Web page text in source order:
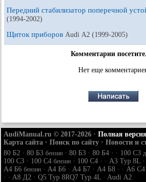
Передний стабилизатор поперечной
(1994-2002)
Щиток приборов Audi А2 (1999-2005)
Комментарии
Нет еще
AudiManual.ru © 2017-2026 · Полная
Карта сайта · Поиск по сайту · Новости и
80 Б2 · 80 Б3 бензин · 80 Б3 · 80 Б4 · · 100 С3
100 С3 · 100 С4 бензин · 100 С4 · · A3 Typ 8L ·
A4 Б6 бензин · A4 Б6 · A4 Б7 · A4 Б8 · · A6 С4
· · A8 Д2 · Q5 Typ 8RQ7 Typ 4L · Audi А2